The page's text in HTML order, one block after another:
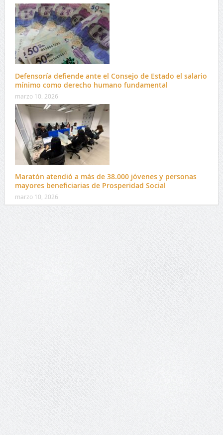
Defensoría defiende ante el Consejo de Estado el salario
mínimo como derecho humano fundamental
marzo 10, 2026
Maratón atendió a más de 38.000 jóvenes y personas
mayores beneficiarias de Prosperidad Social
marzo 10, 2026